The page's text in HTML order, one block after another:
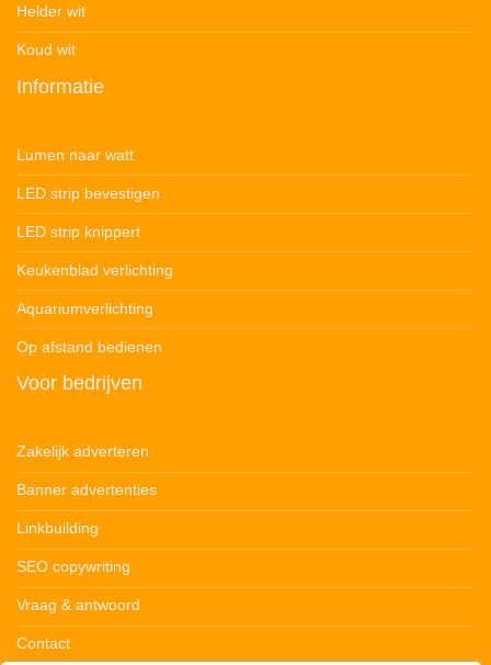
Helder wit
Koud wit
Informatie
Lumen naar watt
LED strip bevestigen
LED strip knippert
Keukenblad verlichting
Aquariumverlichting
Op afstand bedienen
Voor bedrijven
Zakelijk adverteren
Banner advertenties
Linkbuilding
SEO copywriting
Vraag & antwoord
Contact